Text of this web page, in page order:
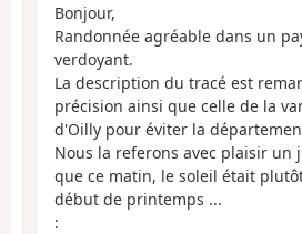
Bonjour,
Randonnée agréable dans un
verdoyant.
La description du tracé est
précision ainsi que celle de la
d'Oilly pour éviter la
Nous la referons avec plaisir un
que ce matin, le soleil était
début de printemps ...
: